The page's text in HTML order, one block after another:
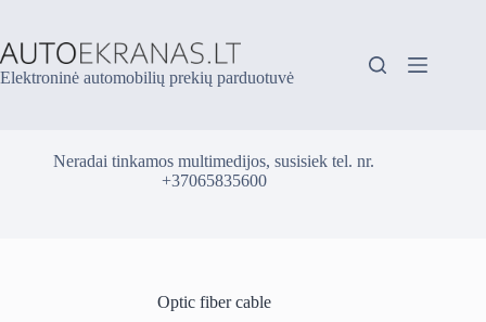
content
Elektroninė automobilių prekių parduotuvė
Neradai tinkamos multimedijos, susisiek tel. nr.
+37065835600
Optic fiber cable